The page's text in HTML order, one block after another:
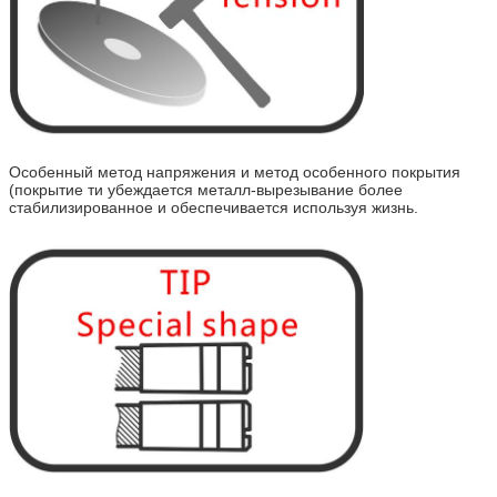
Особенный метод напряжения и метод особенного покрытия
(покрытие ти убеждается металл-вырезывание более
стабилизированное и обеспечивается используя жизнь.